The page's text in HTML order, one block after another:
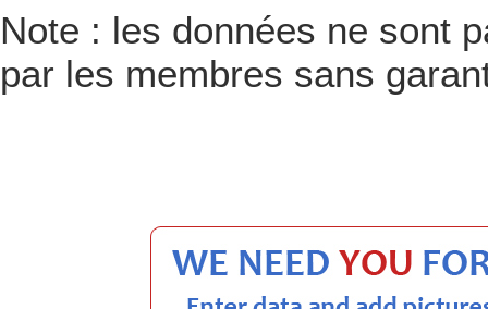
Note : les données ne sont
par les membres sans